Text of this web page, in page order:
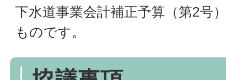
下水道事業会計補正予算（第2号
ものです。